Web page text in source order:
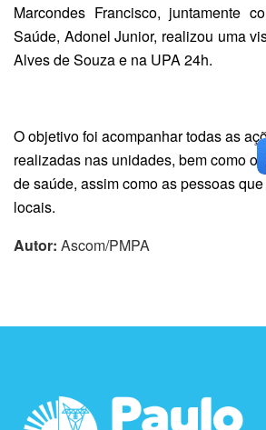
Marcondes Francisco, juntamente
Saúde, Adonel Junior, realizou uma
Alves de Souza e na UPA 24h.
O objetivo foi acompanhar todas as
realizadas nas unidades, bem como
de saúde, assim como as pessoas
locais.
Autor: Ascom/PMPA